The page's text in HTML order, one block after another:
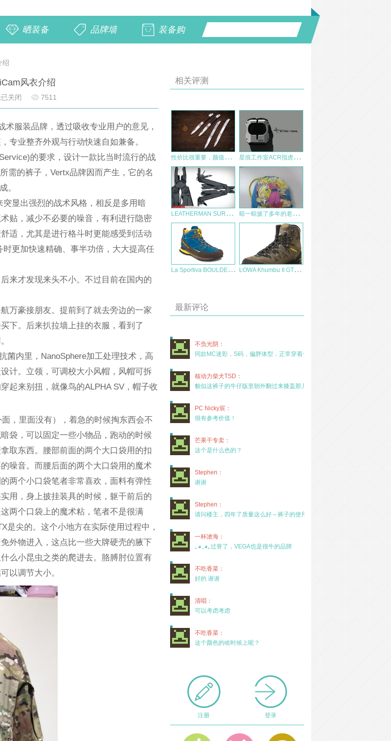
晒装备 品牌墙 装备购
绍
风衣介绍
关闭 7511
服装品牌，透过吸收专业用户的意见，
专业整齐外观与行动快速自如兼备。
的要求，设计一款比当时流行的战
需的裤子，Vertx品牌因而产生，它的名
。
显出强烈的战术风格，相反是多用暗
贴，减少不必要的噪音，有利进行隐密
适，尤其是进行格斗时更能感受到活动
更加快速精确、事半功倍，大大提高任
来才发现来头不小。不过目前在国内的
万豪接朋友。提前到了就去旁边的一家
下。后来扒拉墙上挂的衣服，看到了
菌内里，NanoSphere加工处理技术，高
计。立领，可调校大小风帽，风帽可拆
起来别扭，就像鸟的ALPHA SV，帽子收
，里面没有），着急的时候掏东西会不
袋，可以固定一些小物品，跑动的时候
取东西。腰部前面的两个大口袋用的扣
噪音。而腰后面的两个大口袋用的魔术
两个小口袋笔者非常喜欢，面料有弹性
用，身上披挂装具的时候，躯干前后的
两个口袋上的魔术粘，笔者不是很满
是尖的。这个小地方在实际使用过程中，
外物进入，这点比一些大牌硬壳的腋下
么小昆虫之类的爬进去。胳膊肘位置有
以调节大小。
相关评测
性
价比很重要，颜值更重要——三刃木7065系列小折刀使用感受 星
痕工作室ACR指虎美图欣赏
L
EATHERMAN SURGE 新舊版本對比 晾
一晾披了多年的老鼠皮（Marmot Ion Windshirt）
L
a Sportiva BOULDER X MID接近鞋测评 L
OWA Khumbu II GTX Trekking 男士防水徒步靴
最新评论
不负光阴：
同款MC迷彩，S码，偏胖体型，正常穿着一年半，没
核动力柴犬TSD：
貌似这裤子的牛仔版里朝外翻过来膝盖那儿有放护膝的
PC Nicky宸：
很有参考价值！
芒果干专卖：
这个是什么色的？
Stephen：
谢谢
Stephen：
请问楼主，四年了质量这么好～裤子的使用率高吗？
一杯滄海：
｡◕‿◕｡过誉了，VEGA也是很牛的品牌
不吃香菜：
好的 谢谢
清唱：
可以考虑考虑
不吃香菜：
这个颜色的啥时候上呢？
注册 登录